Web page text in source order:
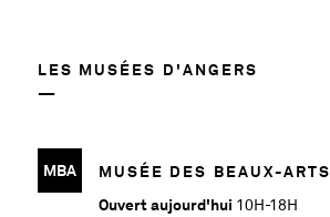
LES MUSÉES D'ANGERS
MBA
MUSÉE DES BEAUX-ARTS
Ouvert aujourd'hui 10H-18H